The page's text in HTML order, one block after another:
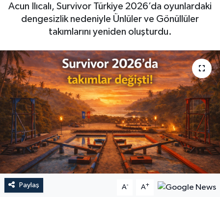
Acun Ilıcalı, Survivor Türkiye 2026’da oyunlardaki
dengesizlik nedeniyle Ünlüler ve Gönüllüler
takımlarını yeniden oluşturdu.
Paylaş A- A+